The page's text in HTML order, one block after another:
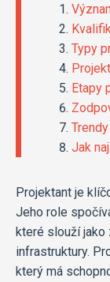
Typy
Etapy
Jak
Projektant je
Jeho role
které slouží jako
infrastruktury.
který má